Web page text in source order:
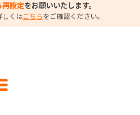
再設定をお願いいたします。
しくはこちらをご確認ください。